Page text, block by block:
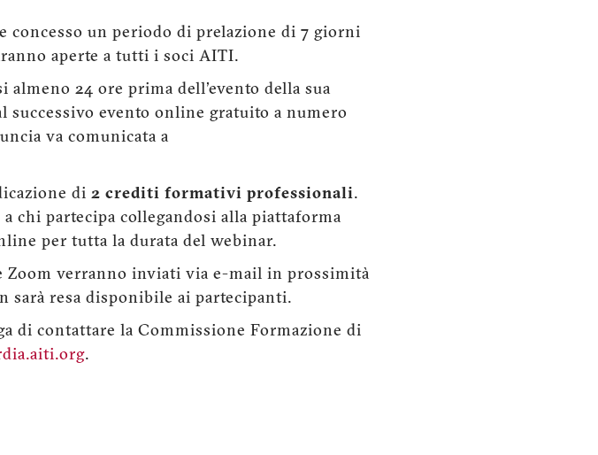
concesso un periodo di prelazione di 7 giorni
aperte a tutti i soci AITI.
almeno 24 ore prima dell'evento della sua
evento online gratuito a numero
va comunicata a
di 2 crediti formativi professionali.
chi partecipa collegandosi alla piattaforma
per tutta la durata del webinar.
verranno inviati via e-mail in prossimità
sarà resa disponibile ai partecipanti.
di contattare la Commissione Formazione di
.